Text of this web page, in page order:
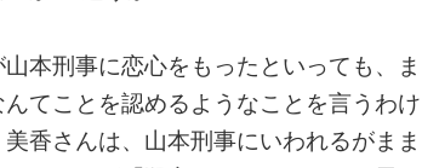
本刑事に恋心をもったといっても、ま
てことを認めるようなことを言うわけ
香さんは、山本刑事にいわれるがまま